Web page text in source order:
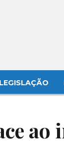
LEGISLAÇÃO
ao